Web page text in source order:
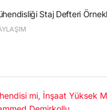
Staj Defteri
mi, İnşaat Yüksek